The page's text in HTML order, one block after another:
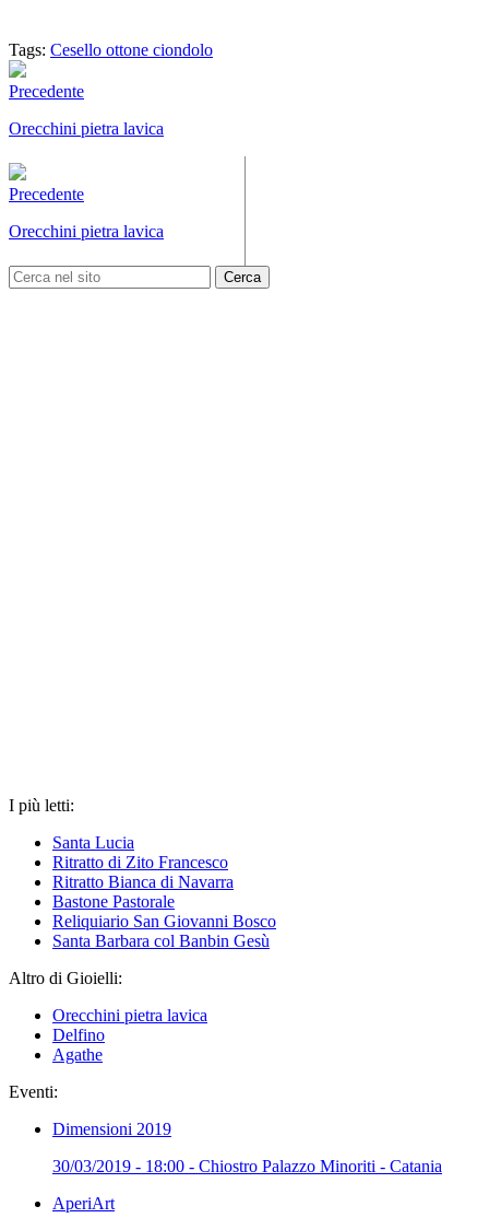
Tags: Cesello ottone ciondolo
Precedente
Orecchini pietra lavica
Precedente
Orecchini pietra lavica
I più letti:
Santa Lucia
Ritratto di Zito Francesco
Ritratto Bianca di Navarra
Bastone Pastorale
Reliquiario San Giovanni Bosco
Santa Barbara col Banbin Gesù
Altro di Gioielli:
Orecchini pietra lavica
Delfino
Agathe
Eventi:
Dimensioni 2019
30/03/2019 - 18:00 - Chiostro Palazzo Minoriti - Catania
AperiArt